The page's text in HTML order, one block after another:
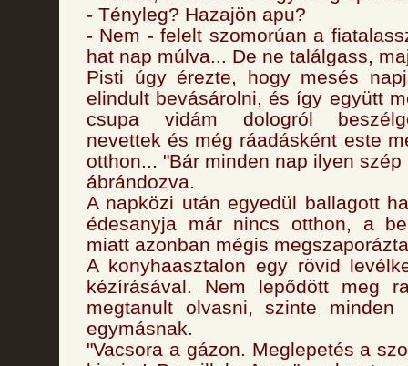
- Tényleg? Hazajön apu?
- Nem - felelt szomorúan a
hat nap múlva... De ne találgass,
Pisti úgy érezte, hogy mesés
elindult bevásárolni, és így együtt
csupa vidám dologról
nevettek és még ráadásként este
otthon... "Bár minden nap ilyen
ábrándozva.
A napközi után egyedül ballagott
édesanyja már nincs otthon, a
miatt azonban mégis
A konyhaasztalon egy rövid
kézírásával. Nem lepődött meg
megtanult olvasni, szinte
egymásnak.
"Vacsora a gázon. Meglepetés a